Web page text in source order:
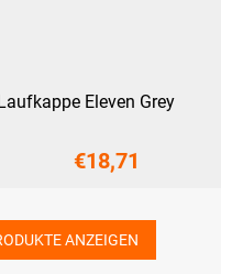
Eleven Grey
€18,71
ANZEIGEN